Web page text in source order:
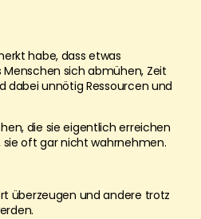
habe, dass etwas
sich abmühen, Zeit
dabei unnötig Ressourcen und
die sie eigentlich erreichen
oft gar nicht wahrnehmen.
überzeugen und andere trotz